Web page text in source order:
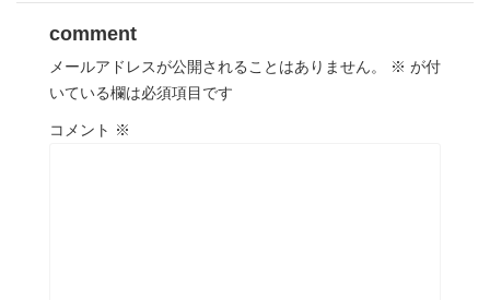
comment
メールアドレスが公開されることはありません。 ※ が付
いている欄は必須項目です
コメント ※